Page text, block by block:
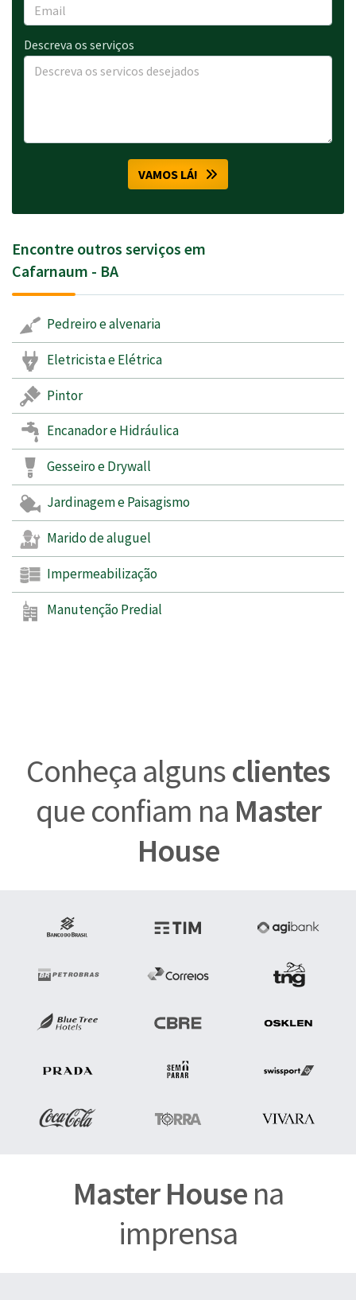
Descreva os serviços
VAMOS LÁ!
Encontre outros serviços em
Cafarnaum - BA
Pedreiro e alvenaria
Eletricista e Elétrica
Pintor
Encanador e Hidráulica
Gesseiro e Drywall
Jardinagem e Paisagismo
Marido de aluguel
Impermeabilização
Manutenção Predial
Conheça algunsclientes
que confiam na Master
House
Master Housena
imprensa